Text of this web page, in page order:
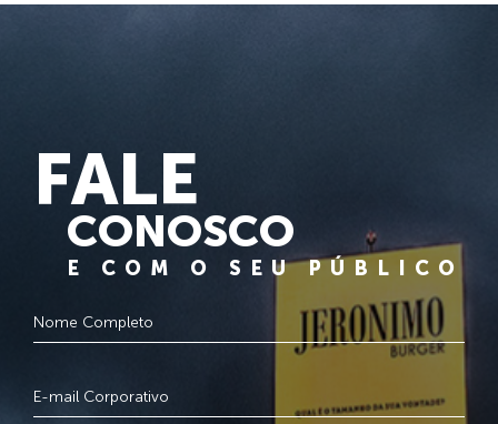
FALE
CONOSCO
E COM O SEU PÚBLICO